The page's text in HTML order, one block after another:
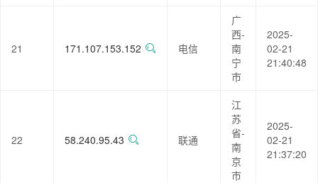
21 171.107.153.152 电信
广
西-
南
宁
市
2025-
02-21
21:40:48
22 58.240.95.43 联通
江
苏
省-
南
京
市
2025-
02-21
21:37:20